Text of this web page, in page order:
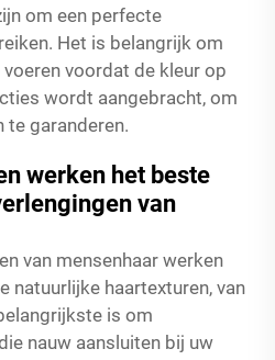
om een perfecte
Het is belangrijk om
voordat de kleur op
wordt aangebracht, om
te garanderen.
werken het beste
van
van mensenhaar werken
natuurlijke haartexturen, van
is om
nauw aansluiten bij uw